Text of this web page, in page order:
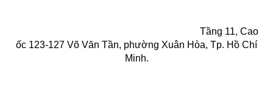
Tầng 11, Cao
ốc 123-127 Võ Văn Tần, phường Xuân Hòa, Tp. Hồ Chí
Minh.